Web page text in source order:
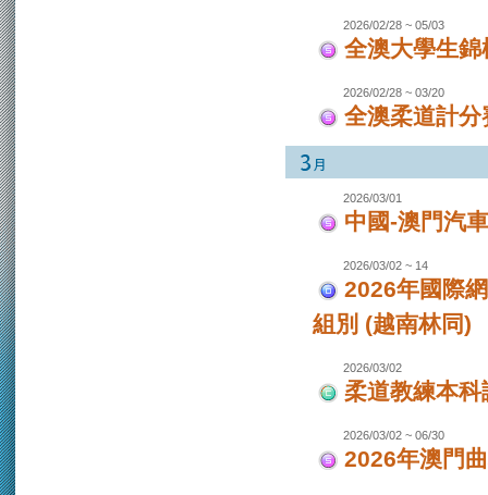
2026/02/28 ~ 05/03
全澳大學生
2026/02/28 ~ 03/20
全澳柔道計分
2026/03/01
中國-澳門汽
2026/03/02 ~ 14
2026年國際
組別 (越南林同)
2026/03/02
柔道教練本科
2026/03/02 ~ 06/30
2026年澳門